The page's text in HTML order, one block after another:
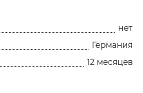
нет
Германия
12 месяцев